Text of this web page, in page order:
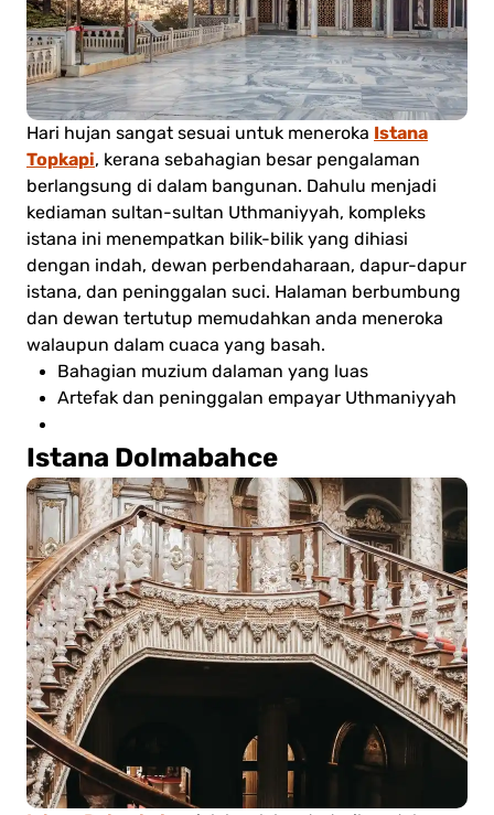
Hari hujan sangat sesuai untuk meneroka Istana
Topkapi, kerana sebahagian besar pengalaman
berlangsung di dalam bangunan. Dahulu menjadi
kediaman sultan-sultan Uthmaniyyah, kompleks
istana ini menempatkan bilik-bilik yang dihiasi
dengan indah, dewan perbendaharaan, dapur-dapur
istana, dan peninggalan suci. Halaman berbumbung
dan dewan tertutup memudahkan anda meneroka
walaupun dalam cuaca yang basah.
Bahagian muzium dalaman yang luas
Artefak dan peninggalan empayar Uthmaniyyah
Istana Dolmabahce